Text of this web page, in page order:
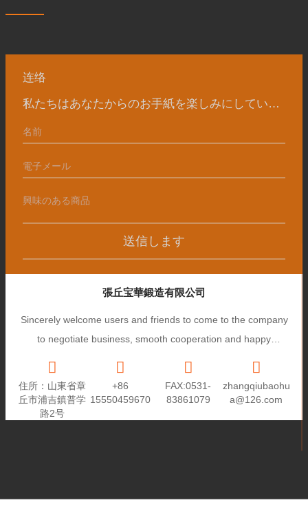
连络
私たちはあなたからのお手紙を楽しみにしています
送信します
張丘宝華鍛造有限公司
Sincerely welcome users and friends to come to the company
to negotiate business, smooth cooperation and happy
住所：山東省章
丘市浦吉鎮普学
路2号
+86
15550459670
FAX:0531-
83861079
zhangqiubaohu
a@126.com